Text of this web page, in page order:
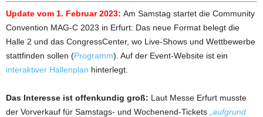
Update vom 1. Februar 2023: Am Samstag startet die Community
Convention MAG-C 2023 in Erfurt: Das neue Format belegt die
Halle 2 und das CongressCenter, wo Live-Shows und Wettbewerbe
stattfinden sollen (Programm). Auf der Event-Website ist ein
interaktiver Hallenplan hinterlegt.
Das Interesse ist offenkundig groß: Laut Messe Erfurt musste
der Vorverkauf für Samstags- und Wochenend-Tickets „aufgrund